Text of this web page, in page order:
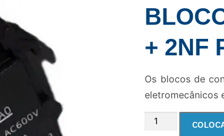
+ 2NF
Os blocos de
eletromecânicos
BLOCO